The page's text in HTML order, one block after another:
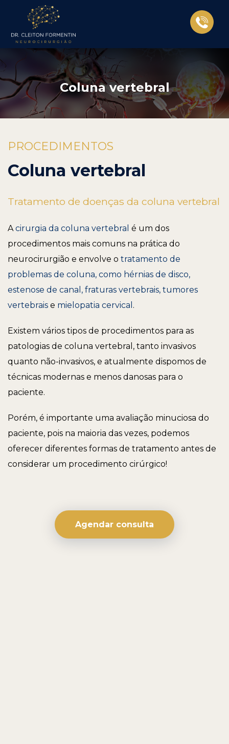
Coluna vertebral
PROCEDIMENTOS
Coluna vertebral
Tratamento de doenças da coluna vertebral
Acirurgia da coluna vertebral é um dos
procedimentos mais comuns na prática do
neurocirurgião e envolve o tratamento de
problemas de coluna, como hérnias de disco,
estenose de canal, fraturas vertebrais, tumores
vertebrais e mielopatia cervical .
Existem vários tipos de procedimentos para as
patologias de coluna vertebral, tanto invasivos
quanto não-invasivos, e atualmente dispomos de
técnicas modernas e menos danosas para o
paciente.
Porém, é importante uma avaliação minuciosa do
paciente, pois na maioria das vezes, podemos
oferecer diferentes formas de tratamento antes de
considerar um procedimento cirúrgico!
Agendar consulta